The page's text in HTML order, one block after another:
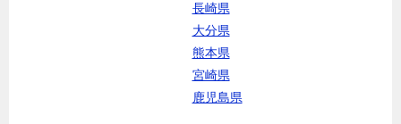
長崎県
大分県
熊本県
宮崎県
鹿児島県